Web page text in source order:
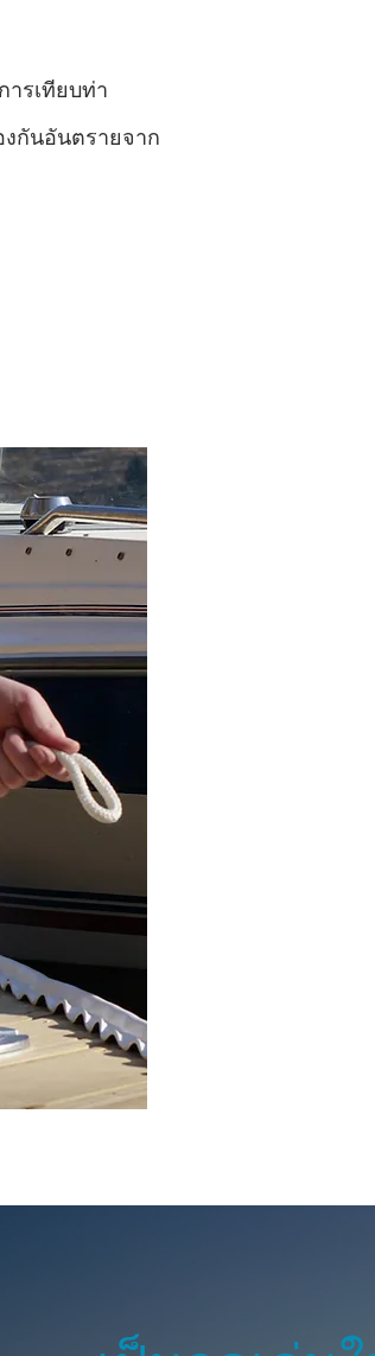
ารเทียบท่า
งกันอันตรายจาก